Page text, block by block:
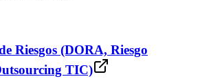
Riesgos (DORA, Riesgo
TIC)